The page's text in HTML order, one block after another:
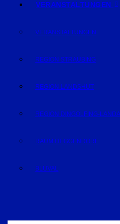
VERANSTALTUNGEN
VERANSTALTUNGEN
REGION STRAUBING
REGION LANDSHUT
REGION DINGOLFING-
RAUM DEGGENDORF
BLUVAL